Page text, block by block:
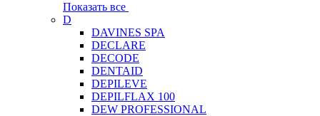
Показать все
D
DAVINES SPA
DECLARE
DECODE
DENTAID
DEPILEVE
DEPILFLAX 100
DEW PROFESSIONAL